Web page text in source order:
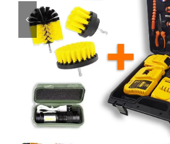
Промоции